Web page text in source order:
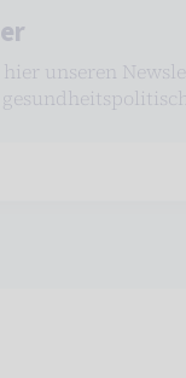
hier unseren